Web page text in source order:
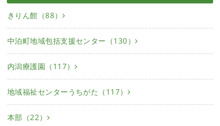
きりん館（88）
中泊町地域包括支援センター（130）
内潟療護園（117）
地域福祉センターうちがた（117）
本部（22）